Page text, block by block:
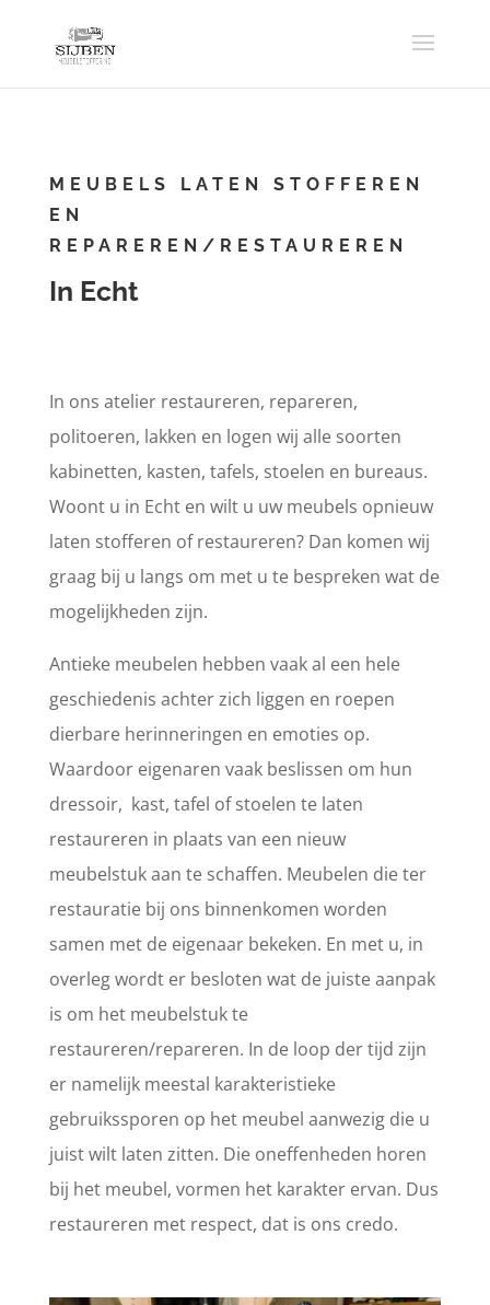
MEUBELS LATEN STOFFEREN
EN
REPAREREN/RESTAUREREN
In Echt
In ons atelier restaureren, repareren,
politoeren, lakken en logen wij alle soorten
kabinetten, kasten, tafels, stoelen en bureaus.
Woont u in Echt en wilt u uw meubels opnieuw
laten stofferen of restaureren? Dan komen wij
graag bij u langs om met u te bespreken wat de
mogelijkheden zijn.
Antieke meubelen hebben vaak al een hele
geschiedenis achter zich liggen en roepen
dierbare herinneringen en emoties op.
Waardoor eigenaren vaak beslissen om hun
dressoir, kast, tafel of stoelen te laten
restaureren in plaats van een nieuw
meubelstuk aan te schaffen. Meubelen die ter
restauratie bij ons binnenkomen worden
samen met de eigenaar bekeken. En met u, in
overleg wordt er besloten wat de juiste aanpak
is om het meubelstuk te
restaureren/repareren. In de loop der tijd zijn
er namelijk meestal karakteristieke
gebruikssporen op het meubel aanwezig die u
juist wilt laten zitten. Die oneffenheden horen
bij het meubel, vormen het karakter ervan. Dus
restaureren met respect, dat is ons credo.